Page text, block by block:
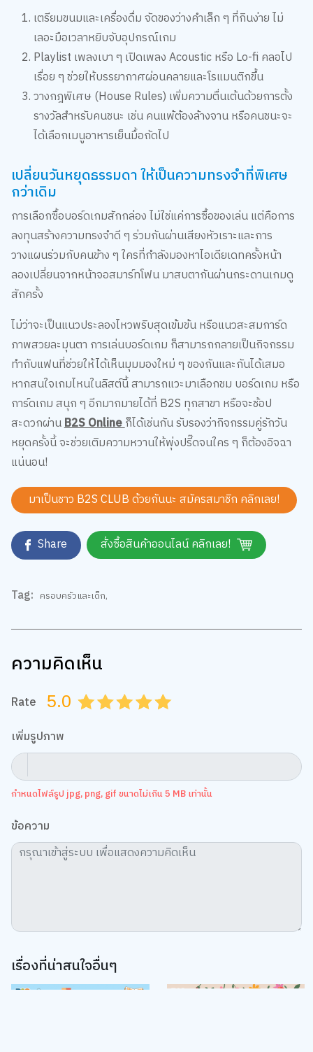
เลอะมือเวลาหยิบจับอุปกรณ์เกม
Playlist เพลงเบา ๆ เปิดเพลง Acoustic หรือ Lo-fi คลอไป
เรื่อย ๆ ช่วยให้บรรยากาศผ่อนคลายและโรแมนติกขึ้น
วางกฎพิเศษ (House Rules) เพิ่มความตื่นเต้นด้วยการตั้ง
รางวัลสำหรับคนชนะ เช่น คนแพ้ต้องล้างจาน หรือคนชนะจะ
ได้เลือกเมนูอาหารเย็นมื้อถัดไป
เปลี่ยนวันหยุดธรรมดา ให้เป็นความทรงจำที่พิเศษ
กว่าเดิม
การเลือกซื้อบอร์ดเกมสักกล่อง ไม่ใช่แค่การซื้อของเล่น แต่คือการ
ลงทุนสร้างความทรงจำดี ๆ ร่วมกันผ่านเสียงหัวเราะและการ
วางแผนร่วมกับคนข้าง ๆ ใครที่กำลังมองหาไอเดียเดทครั้งหน้า
ลองเปลี่ยนจากหน้าจอสมาร์ทโฟน มาสบตากันผ่านกระดานเกมดู
สักครั้ง
ไม่ว่าจะเป็นแนวประลองไหวพริบสุดเข้มข้น หรือแนวสะสมการ์ด
ภาพสวยละมุนตา การเล่นบอร์ดเกม ก็สามารถกลายเป็นกิจกรรม
ทำกับแฟนที่ช่วยให้ได้เห็นมุมมองใหม่ ๆ ของกันและกันได้เสมอ
หากสนใจเกมไหนในลิสต์นี้ สามารถแวะมาเลือกชม บอร์ดเกม หรือ
การ์ดเกม สนุก ๆ อีกมากมายได้ที่ B2S ทุกสาขา หรือจะช้อป
สะดวกผ่านB2S Onlineก็ได้เช่นกัน รับรองว่ากิจกรรมคู่รักวัน
หยุดครั้งนี้ จะช่วยเติมความหวานให้พุ่งปรี๊ดจนใคร ๆ ก็ต้องอิจฉา
แน่นอน!
Share สั่งซื้อสินค้าออนไลน์ คลิกเลย!
ความคิดเห็น
5.0
เพิ่มรูปภาพ
กำหนดไฟล์รูป jpg, png, gif ขนาดไม่เกิน 5 MB เท่านั้น
ข้อความ
เรื่องที่น่าสนใจอื่นๆ